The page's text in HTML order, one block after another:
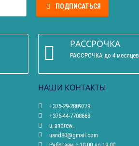
ПОДПИСАТЬСЯ
РАССРОЧКА
РАССРОЧКА до 4 месяцев
НАШИ КОНТАКТЫ
+375-29-2809779
+375-44-7708668
u_andrew_
uand80@gmail.com